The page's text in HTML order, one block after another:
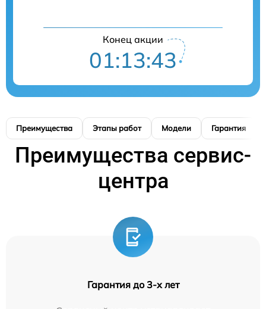
Конец акции
01:13:42
Преимущества Этапы работ Модели Гарантия
Преимущества сервис-
центра
Гарантия до 3-х лет